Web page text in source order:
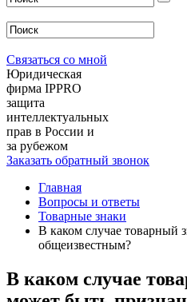
Связаться со мной
Юридическая
фирма IPPRO
защита
интеллектуальных
прав в России и
за рубежом
Заказать обратный звонок
Главная
Вопросы и ответы
Товарные знаки
В каком случае товарный
общеизвестным?
В каком случае